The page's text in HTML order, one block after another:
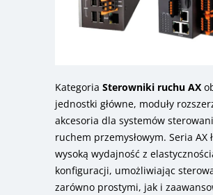
Kategoria Sterowniki ruchu AX
jednostki główne, moduły
akcesoria dla systemów
ruchem przemysłowym. Seria AX
wysoką wydajność z
konfiguracji, umożliwiając
zarówno prostymi, jak i